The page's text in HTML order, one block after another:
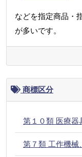
などを指定商品・
が多いです。
商標区分
第１０類 医療器
第７類 工作機械